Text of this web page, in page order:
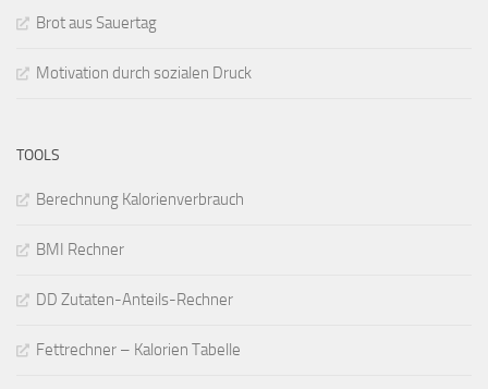
Brot aus Sauertag
Motivation durch sozialen Druck
TOOLS
Berechnung Kalorienverbrauch
BMI Rechner
DD Zutaten-Anteils-Rechner
Fettrechner – Kalorien Tabelle